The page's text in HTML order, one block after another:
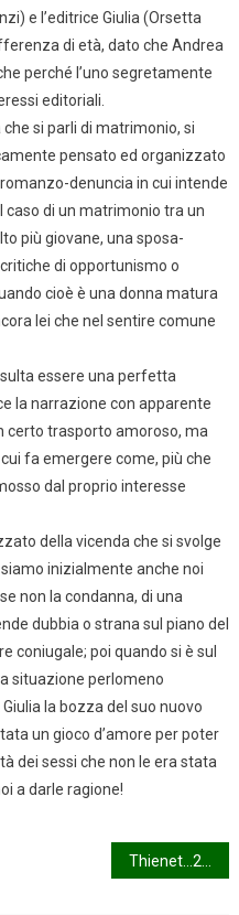
e l’editrice Giulia (Orsetta
di età, dato che Andrea
perché l’uno segretamente
editoriali.
si parli di matrimonio, si
pensato ed organizzato
denuncia in cui intende
caso di un matrimonio tra un
più giovane, una sposa-
di opportunismo o
cioè è una donna matura
lei che nel sentire comune
essere una perfetta
la narrazione con apparente
certo trasporto amoroso, ma
fa emergere come, più che
dal proprio interesse
della vicenda che si svolge
inizialmente anche noi
non la condanna, di una
dubbia o strana sul piano del
coniugale; poi quando si è sul
situazione perlomeno
la bozza del suo nuovo
un gioco d’amore per poter
dei sessi che non le era stata
a darle ragione!